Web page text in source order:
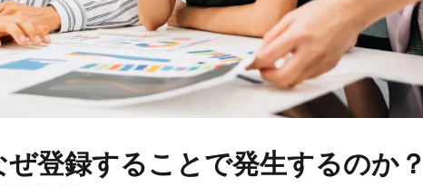
登録することで発生するのか？